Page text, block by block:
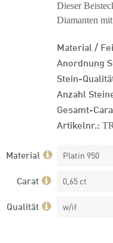
Dieser
Diamanten
Material /
Anordnung
Stein-
Anzahl
Gesamt-
Artikelnr.:
Material Platin 950
Carat 0,65 ct
Qualität w/if